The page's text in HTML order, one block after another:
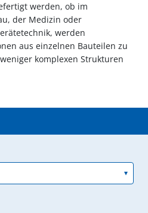
werden, ob im
der Medizin oder
werden
aus einzelnen Bauteilen zu
komplexen Strukturen